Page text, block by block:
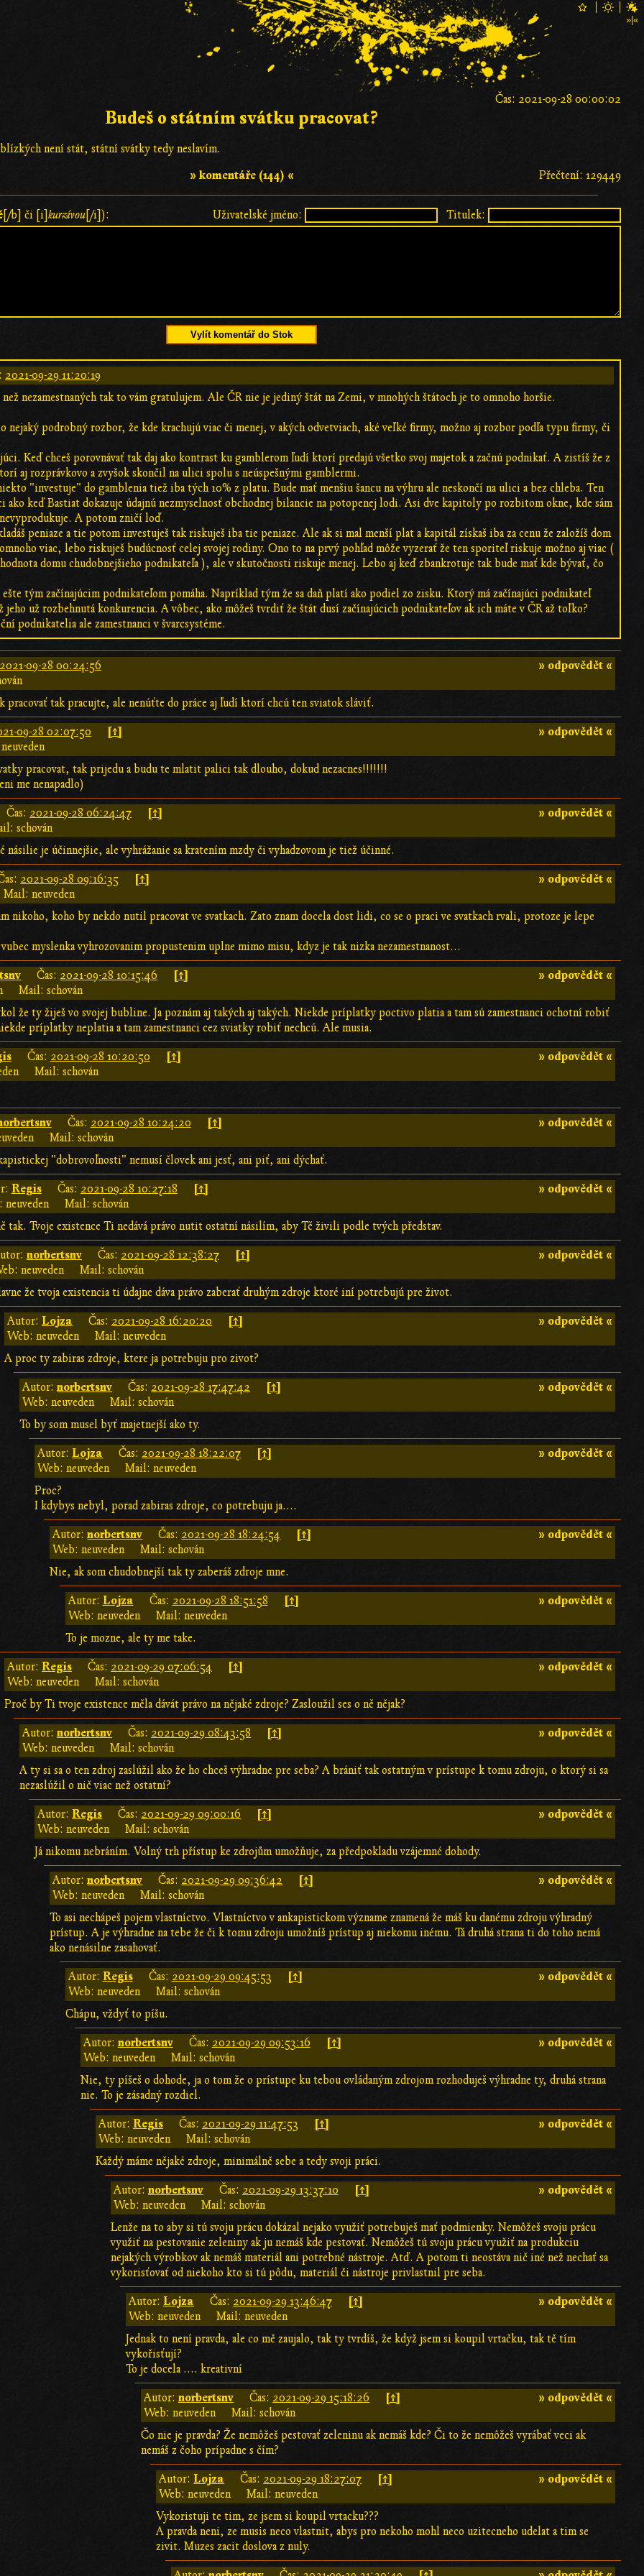
Čas: 2021-09-28 00:00:02
Budeš o státním svátku pracovat?
blízkých není stát, státní svátky tedy neslavím.
Přečtení: 129449
» komentáře (144) «
Uživatelské jméno: Titulek:
[/b] či [i] kurzívou [/i]):
Vylít komentář do Stok
2021-09-29 11:20:19
nezamestnaných tak to vám gratulujem. Ale ČR nie je jediný štát na Zemi, v mnohých štátoch je to omnoho horšie.
nejaký podrobný rozbor, že kde krachujú viac či menej, v akých odvetviach, aké veľké firmy, možno aj rozbor podľa typu firmy, či
Keď chceš porovnávať tak daj ako kontrast ku gamblerom ľudí ktorí predajú všetko svoj majetok a začnú podnikať. A zistíš že z
aj rozprávkovo a zvyšok skončil na ulici spolu s neúspešnými gamblermi.
"investuje" do gamblenia tiež iba tých 10% z platu. Bude mať menšiu šancu na výhru ale neskončí na ulici a bez chleba. Ten
ako keď Bastiat dokazuje údajnú nezmyselnosť obchodnej bilancie na potopenej lodi. Asi dve kapitoly po rozbitom okne, kde sám
A potom zničí loď.
peniaze a tie potom investuješ tak riskuješ iba tie peniaze. Ale ak si mal menší plat a kapitál získaš iba za cenu že založíš dom
viac, lebo riskuješ budúcnosť celej svojej rodiny. Ono to na prvý pohľad môže vyzerať že ten sporiteľ riskuje možno aj viac (
domu chudobnejšieho podnikateľa ), ale v skutočnosti riskuje menej. Lebo aj keď zbankrotuje tak bude mať kde bývať, čo
tým začínajúcim podnikateľom pomáha. Napríklad tým že sa daň platí ako podiel zo zisku. Ktorý má začínajúci podnikateľ
jeho už rozbehnutá konkurencia. A vôbec, ako môžeš tvrdiť že štát dusí začínajúcich podnikateľov ak ich máte v ČR až toľko?
podnikatelia ale zamestnanci v švarcsystéme.
» odpovědět «
2021-09-28 00:24:56
pracovať tak pracujte, ale nenúťte do práce aj ľudí ktorí chcú ten sviatok sláviť.
» odpovědět «
09-28 02:07:50 [↑]
pracovat, tak prijedu a budu te mlatit palici tak dlouho, dokud nezacnes!!!!!!!
me nenapadlo)
» odpovědět «
Čas: 2021-09-28 06:24:47 [↑]
schován
násilie je účinnejšie, ale vyhrážanie sa kratením mzdy či vyhadzovom je tiež účinné.
» odpovědět «
2021-09-28 09:16:35 [↑]
Mail: neuveden
nikoho, koho by nekdo nutil pracovat ve svatkach. Zato znam docela dost lidi, co se o praci ve svatkach rvali, protoze je lepe
myslenka vyhrozovanim propustenim uplne mimo misu, kdyz je tak nizka nezamestnanost...
» odpovědět «
Čas: 2021-09-28 10:15:46 [↑]
Mail: schován
že ty žiješ vo svojej bubline. Ja poznám aj takých aj takých. Niekde príplatky poctivo platia a tam sú zamestnanci ochotní robiť
príplatky neplatia a tam zamestnanci cez sviatky robiť nechcú. Ale musia.
» odpovědět «
Čas: 2021-09-28 10:20:50 [↑]
Mail: schován
» odpovědět «
Čas: 2021-09-28 10:24:20 [↑]
Mail: schován
"dobrovoľnosti" nemusí človek ani jesť, ani piť, ani dýchať.
» odpovědět «
Regis Čas: 2021-09-28 10:27:18 [↑]
neuveden
Mail: schován
tak. Tvoje existence Ti nedává právo nutit ostatní násilím, aby Tě živili podle tvých představ.
» odpovědět «
norbertsnv Čas: 2021-09-28 12:38:27 [↑]
neuveden
Mail: schován
že tvoja existencia ti údajne dáva právo zaberať druhým zdroje ktoré iní potrebujú pre život.
» odpovědět «
Autor:Lojza Čas: 2021-09-28 16:20:20 [↑]
Web: neuveden
Mail: neuveden
A proc ty zabiras zdroje, ktere ja potrebuju pro zivot?
» odpovědět «
Autor:norbertsnv Čas: 2021-09-28 17:47:42 [↑]
Web: neuveden
Mail: schován
To by som musel byť majetnejší ako ty.
» odpovědět «
Autor:Lojza Čas: 2021-09-28 18:22:07 [↑]
Web: neuveden
Mail: neuveden
Proc?
I kdybys nebyl, porad zabiras zdroje, co potrebuju ja....
» odpovědět «
Autor:norbertsnv Čas: 2021-09-28 18:24:54 [↑]
Web: neuveden
Mail: schován
Nie, ak som chudobnejší tak ty zaberáš zdroje mne.
» odpovědět «
Autor: Lojza Čas: 2021-09-28 18:51:58 [↑]
Web: neuveden
Mail: neuveden
To je mozne, ale ty me take.
» odpovědět «
Autor:Regis Čas: 2021-09-29 07:06:54 [↑]
Web: neuveden
Mail: schován
Proč by Ti tvoje existence měla dávát právo na nějaké zdroje? Zasloužil ses o ně nějak?
» odpovědět «
Autor:norbertsnv Čas: 2021-09-29 08:43:58 [↑]
Web: neuveden
Mail: schován
A ty si sa o ten zdroj zaslúžil ako že ho chceš výhradne pre seba? A brániť tak ostatným v prístupe k tomu zdroju, o ktorý si sa
nezaslúžil o nič viac než ostatní?
» odpovědět «
Autor:Regis Čas: 2021-09-29 09:00:16 [↑]
Web: neuveden
Mail: schován
Já nikomu nebráním. Volný trh přístup ke zdrojům umožňuje, za předpokladu vzájemné dohody.
» odpovědět «
Autor:norbertsnv Čas: 2021-09-29 09:36:42 [↑]
Web: neuveden
Mail: schován
To asi nechápeš pojem vlastníctvo. Vlastníctvo v ankapistickom význame znamená že máš ku danému zdroju výhradný
prístup. A je výhradne na tebe že či k tomu zdroju umožníš prístup aj niekomu inému. Tá druhá strana ti do toho nemá
ako nenásilne zasahovať.
» odpovědět «
Autor: Regis Čas: 2021-09-29 09:45:53 [↑]
Web: neuveden
Mail: schován
Chápu, vždyť to píšu.
» odpovědět «
Autor:norbertsnv Čas: 2021-09-29 09:53:16 [↑]
Web: neuveden
Mail: schován
Nie, ty píšeš o dohode, ja o tom že o prístupe ku tebou ovládaným zdrojom rozhoduješ výhradne ty, druhá strana
nie. To je zásadný rozdiel.
» odpovědět «
Autor: Regis Čas: 2021-09-29 11:47:53 [↑]
Web: neuveden
Mail: schován
Každý máme nějaké zdroje, minimálně sebe a tedy svoji práci.
» odpovědět «
Autor:norbertsnv Čas: 2021-09-29 13:37:10 [↑]
Web: neuveden
Mail: schován
Lenže na to aby si tú svoju prácu dokázal nejako využiť potrebuješ mať podmienky. Nemôžeš svoju prácu
využiť na pestovanie zeleniny ak ju nemáš kde pestovať. Nemôžeš tú svoju prácu využiť na produkciu
nejakých výrobkov ak nemáš materiál ani potrebné nástroje. Atď. A potom ti neostáva nič iné než nechať sa
vykorisťovať od niekoho kto si tú pôdu, materiál či nástroje privlastnil pre seba.
» odpovědět «
Autor:Lojza Čas: 2021-09-29 13:46:47 [↑]
Web: neuveden
Mail: neuveden
Jednak to není pravda, ale co mě zaujalo, tak ty tvrdíš, že když jsem si koupil vrtačku, tak tě tím
vykořisťují?
To je docela .... kreativní
» odpovědět «
Autor:norbertsnv Čas: 2021-09-29 15:18:26 [↑]
Web: neuveden
Mail: schován
Čo nie je pravda? Že nemôžeš pestovať zeleninu ak nemáš kde? Či to že nemôžeš vyrábať veci ak
nemáš z čoho prípadne s čím?
» odpovědět «
Autor:Lojza Čas: 2021-09-29 18:27:07 [↑]
Web: neuveden
Mail: neuveden
Vykoristuji te tim, ze jsem si koupil vrtacku???
A pravda neni, ze musis neco vlastnit, abys pro nekoho mohl neco uzitecneho udelat a tim se
zivit. Muzes zacit doslova z nuly.